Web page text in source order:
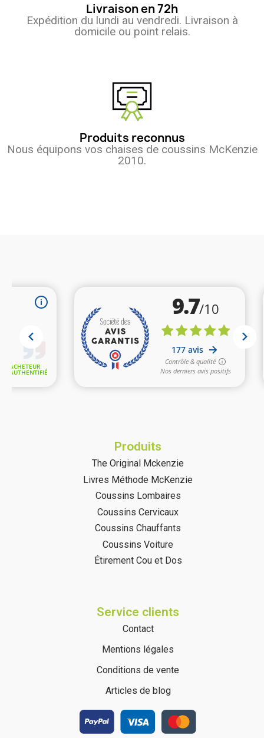
Livraison en 72h
Expédition du lundi au vendredi. Livraison à
domicile ou point relais.
Produits reconnus
Nous équipons vos chaises de coussins McKenzie
2010.
Produits
The Original Mckenzie
Livres Méthode McKenzie
Coussins Lombaires
Coussins Cervicaux
Coussins Chauffants
Coussins Voiture
Étirement Cou et Dos
Service clients
Contact
Mentions légales
Conditions de vente
Articles de blog